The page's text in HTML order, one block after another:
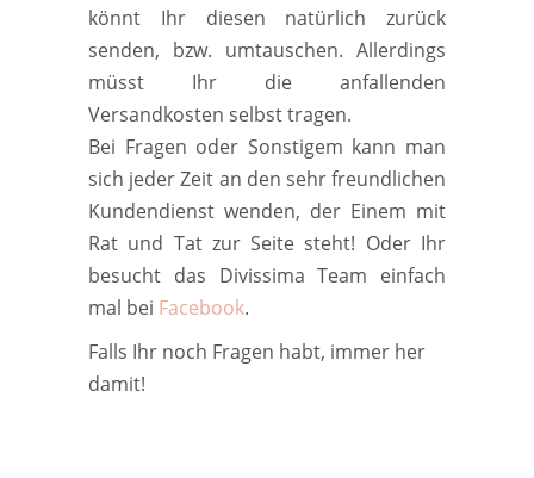
könnt Ihr diesen natürlich zurück
senden, bzw. umtauschen. Allerdings
müsst Ihr die anfallenden
Versandkosten selbst tragen.
Bei Fragen oder Sonstigem kann man
sich jeder Zeit an den sehr freundlichen
Kundendienst wenden, der Einem mit
Rat und Tat zur Seite steht! Oder Ihr
besucht das Divissima Team einfach
mal bei Facebook.
Falls Ihr noch Fragen habt, immer her
damit!